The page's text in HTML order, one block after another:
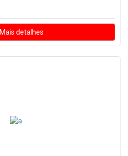
Mais detalhes